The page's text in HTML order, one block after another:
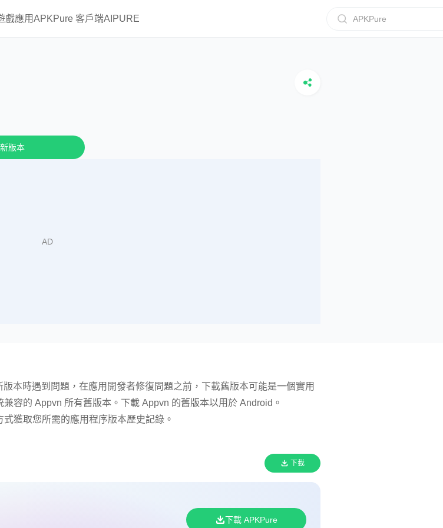
戲應用APKPure 客戶端AIPURE APKPure
版本
本時遇到問題，在應用開發者修復問題之前，下載舊版本可能是一個實用
容的 Appvn 所有舊版本。下載 Appvn 的舊版本以用於 Android。
獲取您所需的應用程序版本歷史記錄。
下載
下載 APKPure